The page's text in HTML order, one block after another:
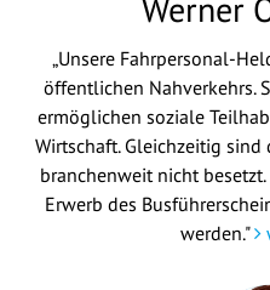
Werner
„Unsere Fahrpersonal-
öffentlichen Nahverkehrs.
ermöglichen soziale
Wirtschaft. Gleichzeitig
branchenweit nicht
Erwerb des
werden."